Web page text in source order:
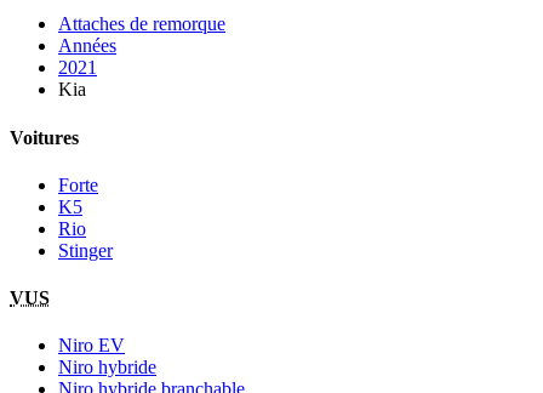
Attaches de remorque
Années
2021
Kia
Voitures
Forte
K5
Rio
Stinger
VUS
Niro EV
Niro hybride